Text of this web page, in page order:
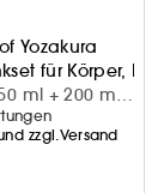
Yozakura
für Körper,
ml + 200 ml
ml
zzgl.Versand